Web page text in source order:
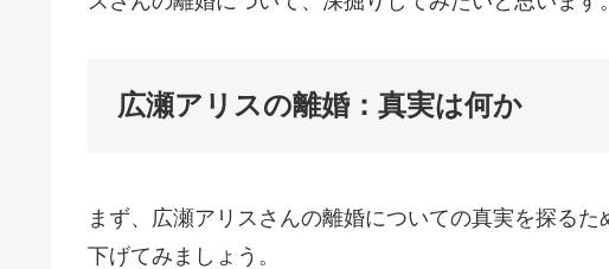
広瀬アリスの離婚：真実は何か
まず、広瀬アリスさんの離婚についての真実を探る
下げてみましょう。